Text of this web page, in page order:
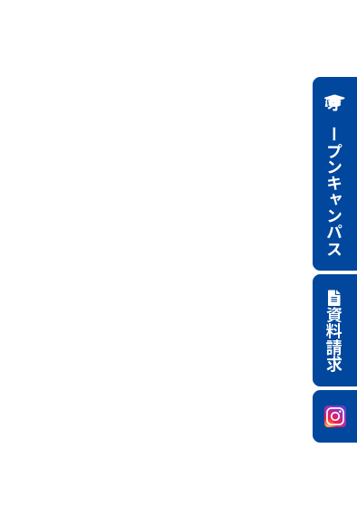
オープンキャンパス
資料請求